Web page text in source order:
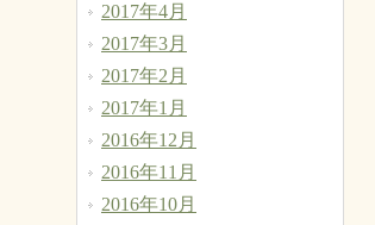
2017年4月
2017年3月
2017年2月
2017年1月
2016年12月
2016年11月
2016年10月